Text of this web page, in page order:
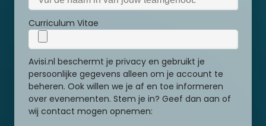
Curriculum Vitae
Avisi.nl beschermt je privacy en gebruikt je
persoonlijke gegevens alleen om je account te
beheren. Ook willen we je af en toe informeren
over evenementen. Stem je in? Geef dan aan of
wij contact mogen opnemen: